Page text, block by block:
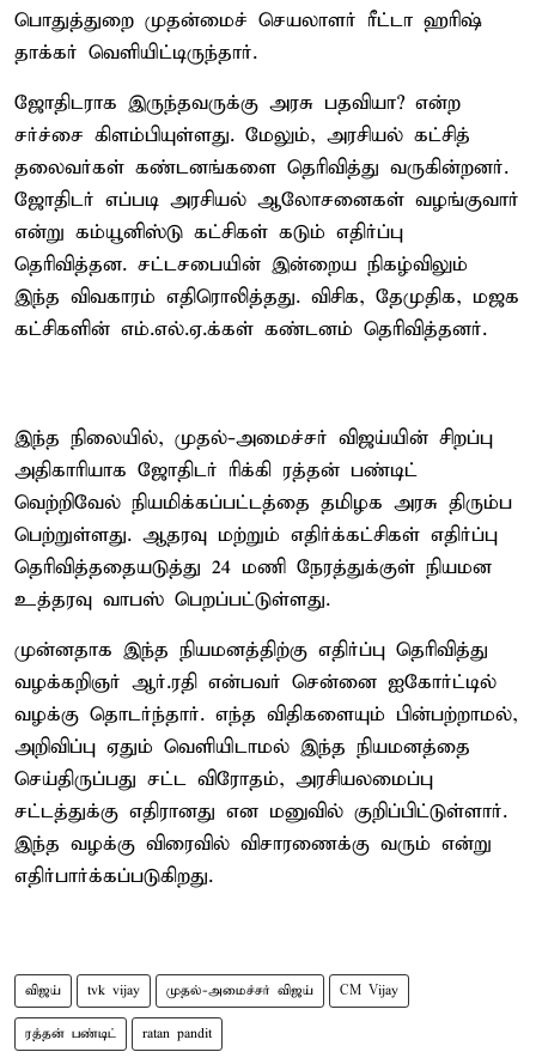
பொதுத்துறை முதன்மைச் செயலாளர் ரீட்டா ஹரிஷ்
தாக்கர் வெளியிட்டிருந்தார்.
ஜோதிடராக இருந்தவருக்கு அரசு பதவியா? என்ற
சர்ச்சை கிளம்பியுள்ளது. மேலும், அரசியல் கட்சித்
தலைவர்கள் கண்டனங்களை தெரிவித்து வருகின்றனர்.
ஜோதிடர் எப்படி அரசியல் ஆலோசனைகள் வழங்குவார்
என்று கம்யூனிஸ்டு கட்சிகள் கடும் எதிர்ப்பு
தெரிவித்தன. சட்டசபையின் இன்றைய நிகழ்விலும்
இந்த விவகாரம் எதிரொலித்தது. விசிக, தேமுதிக, மஜக
கட்சிகளின் எம்.எல்.ஏ.க்கள் கண்டனம் தெரிவித்தனர்.
இந்த நிலையில், முதல்-அமைச்சர் விஜய்யின் சிறப்பு
அதிகாரியாக ஜோதிடர் ரிக்கி ரத்தன் பண்டிட்
வெற்றிவேல் நியமிக்கப்பட்டத்தை தமிழக அரசு திரும்ப
பெற்றுள்ளது. ஆதரவு மற்றும் எதிர்க்கட்சிகள் எதிர்ப்பு
தெரிவித்ததையடுத்து 24 மணி நேரத்துக்குள் நியமன
உத்தரவு வாபஸ் பெறப்பட்டுள்ளது.
முன்னதாக இந்த நியமனத்திற்கு எதிர்ப்பு தெரிவித்து
வழக்கறிஞர் ஆர்.ரதி என்பவர் சென்னை ஐகோர்ட்டில்
வழக்கு தொடர்ந்தார். எந்த விதிகளையும் பின்பற்றாமல்,
அறிவிப்பு ஏதும் வெளியிடாமல் இந்த நியமனத்தை
செய்திருப்பது சட்ட விரோதம், அரசியலமைப்பு
சட்டத்துக்கு எதிரானது என மனுவில் குறிப்பிட்டுள்ளார்.
இந்த வழக்கு விரைவில் விசாரணைக்கு வரும் என்று
எதிர்பார்க்கப்படுகிறது.
விஜய் tvk vijay முதல்-அமைச்சர் விஜய் CM Vijay
ரத்தன் பண்டிட் ratan pandit